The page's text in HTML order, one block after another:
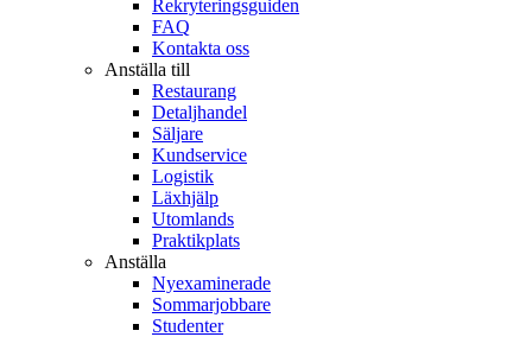
Rekryteringsguiden
FAQ
Kontakta oss
Anställa till
Restaurang
Detaljhandel
Säljare
Kundservice
Logistik
Läxhjälp
Utomlands
Praktikplats
Anställa
Nyexaminerade
Sommarjobbare
Studenter